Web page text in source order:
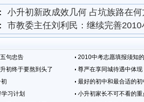
小升初新政成效几何 占坑族路在何
市教委主任刘利民：继续完善
句忠告
2010中考志愿填报须知
初终于要熬到头了
尊严在享同城待遇中体现
最好的初中和最合适的
习计划
小升初家长不可不看的